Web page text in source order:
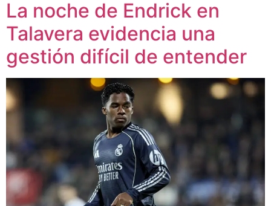
La noche de Endrick en
Talavera evidencia una
gestión difícil de entender